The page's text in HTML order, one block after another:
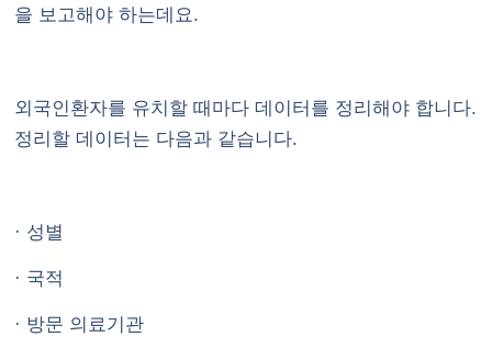
을 보고해야 하는데요.
외국인환자를 유치할 때마다 데이터를 정리해야 합니다.
정리할 데이터는 다음과 같습니다.
· 성별
· 국적
· 방문 의료기관